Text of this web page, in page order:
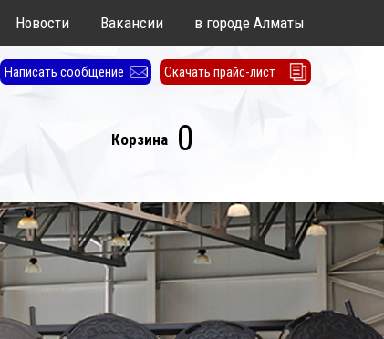
Новости Вакансии в городе Алматы
Написать сообщение Скачать прайс-лист
Корзина 0